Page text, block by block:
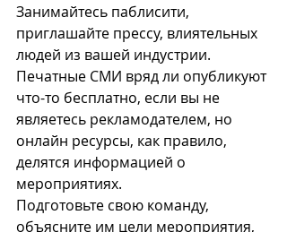
Занимайтесь паблисити,
приглашайте прессу, влиятельных
людей из вашей индустрии.
Печатные СМИ вряд ли опубликуют
что-то бесплатно, если вы не
являетесь рекламодателем, но
онлайн ресурсы, как правило,
делятся информацией о
мероприятиях.
Подготовьте свою команду,
объясните им цели мероприятия,